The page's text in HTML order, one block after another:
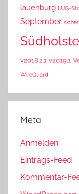
lauenburg LUG-
September
v2018.2.1 v2019.1
WireGuard
Meta
Anmelden
Eintrags-Feed
Kommentar-